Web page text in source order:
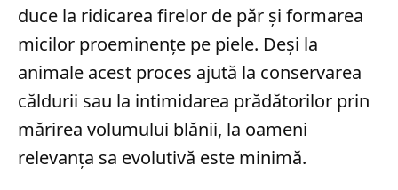
duce la ridicarea firelor de păr și formarea
micilor proeminențe pe piele. Deși la
animale acest proces ajută la conservarea
căldurii sau la intimidarea prădătorilor prin
mărirea volumului blănii, la oameni
relevanța sa evolutivă este minimă.